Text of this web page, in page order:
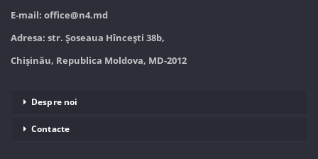
E-mail: office@n4.md
Adresa: str. Șoseaua Hînceşti 38b,
Chișinău, Republica Moldova, MD-2012
Despre noi
Contacte